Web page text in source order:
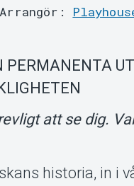
Arrangör:
PERMANENTA
att se dig.
historia, in i